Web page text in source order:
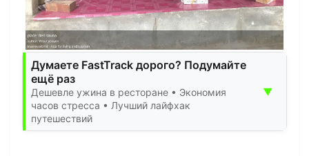
Думаете FastTrack дорого? Подумайте
ещё раз
Дешевле ужина в ресторане • Экономия
часов стресса • Лучший лайфхак
путешествий
▼